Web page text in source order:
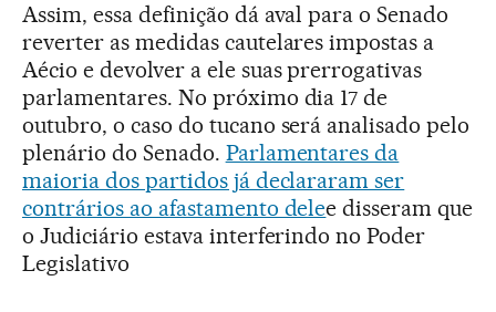
Assim, essa definição dá aval para o Senado
reverter as medidas cautelares impostas a
Aécio e devolver a ele suas prerrogativas
parlamentares. No próximo dia 17 de
outubro, o caso do tucano será analisado pelo
plenário do Senado. Parlamentares da
maioria dos partidos já declararam ser
contrários ao afastamento delee disseram que
o Judiciário estava interferindo no Poder
Legislativo